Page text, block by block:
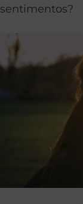
sentimentos?